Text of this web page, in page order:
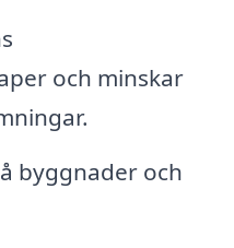
och minskar
byggnader och